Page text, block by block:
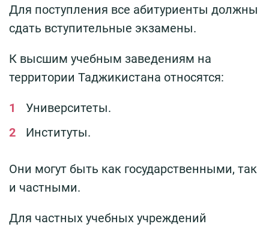
Для поступления все абитуриенты должны
сдать вступительные экзамены.
К высшим учебным заведениям на
территории Таджикистана относятся:
Университеты.
Институты.
Они могут быть как государственными, так
и частными.
Для частных учебных учреждений